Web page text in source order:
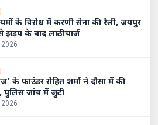
के विरोध में करणी सेना की रैली, जयपुर
झड़प के बाद लाठीचार्ज
के फाउंडर रोहित शर्मा ने दौसा में की
पुलिस जांच में जुटी